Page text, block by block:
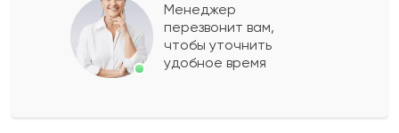
Показать еще
Менеджер
перезвонит вам,
чтобы уточнить
удобное время